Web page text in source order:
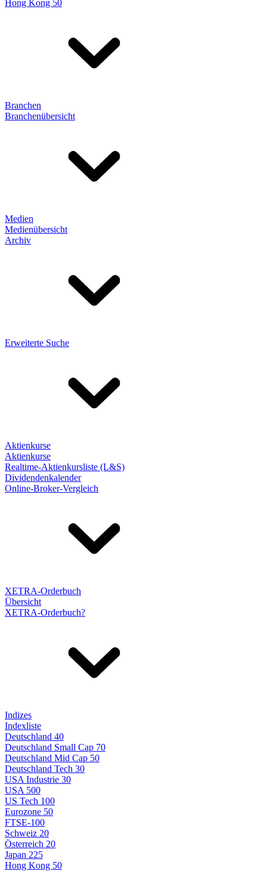
Hong Kong 50
Branchen
Branchenübersicht
Medien
Medienübersicht
Archiv
Erweiterte Suche
Aktienkurse
Aktienkurse
Realtime-Aktienkursliste (L&S)
Dividendenkalender
Online-Broker-Vergleich
XETRA-Orderbuch
Übersicht
XETRA-Orderbuch?
Indizes
Indexliste
Deutschland 40
Deutschland Small Cap 70
Deutschland Mid Cap 50
Deutschland Tech 30
USA Industrie 30
USA 500
US Tech 100
Eurozone 50
FTSE-100
Schweiz 20
Österreich 20
Japan 225
Hong Kong 50